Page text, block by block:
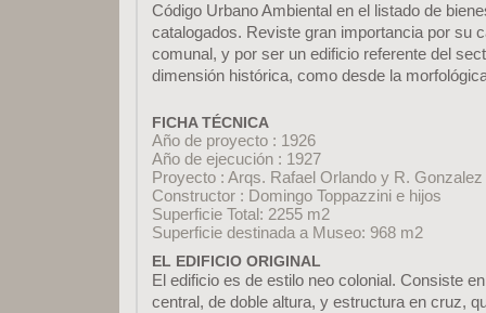
Código Urbano Ambiental en el listado de
catalogados. Reviste gran importancia por su
comunal, y por ser un edificio referente del
dimensión histórica, como desde la
FICHA TÉCNICA
Año de proyecto : 1926
Año de ejecución : 1927
Proyecto : Arqs. Rafael Orlando y R. Gonzalez
Constructor : Domingo Toppazzini e hijos
Superficie Total: 2255 m2
Superficie destinada a Museo: 968 m2
EL EDIFICIO ORIGINAL
El edificio es de estilo neo colonial. Consiste
central, de doble altura, y estructura en cruz,